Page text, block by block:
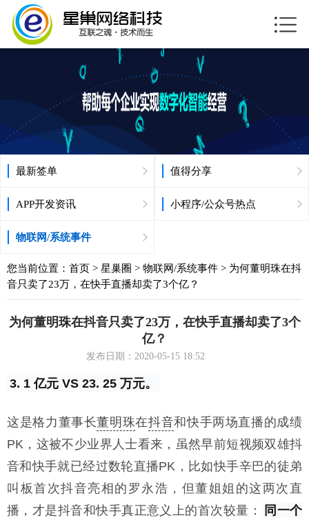
最新签单 值得分享
APP开发资讯 小程序/公众号热点
物联网/系统事件
您当前位置： 首页 > 星巢圈 > 物联网/系统事件 > 为何董明珠在抖
音只卖了23万，在快手直播却卖了3个亿？
为何董明珠在抖音只卖了23万，在快手直播却卖了3个
亿？
发布日期：2020-05-15 18:52
3. 1 亿元 VS 23. 25 万元。
这是格力董事长董明珠在抖音和快手两场直播的成绩
PK，这被不少业界人士看来，虽然早前短视频双雄抖
音和快手就已经过数轮直播PK，比如快手辛巴的徒弟
叫板首次抖音亮相的罗永浩，但董姐姐的这两次直
播，才是抖音和快手真正意义上的首次较量：
同一个